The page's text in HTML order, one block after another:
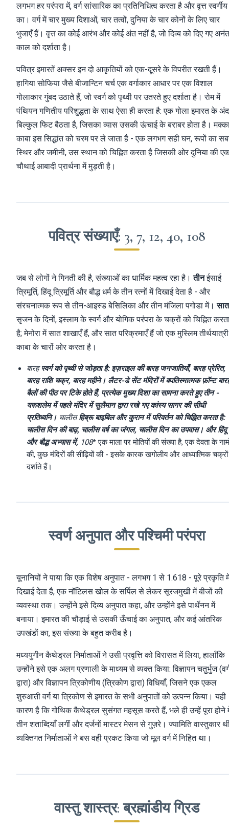
लगभग हर परंपरा में, वर्ग सांसारिक का प्रतिनिधित्व करता है और वृत्त स्वर्गीय
का। वर्ग में चार मुख्य दिशाओं, चार तत्वों, दुनिया के चार कोनों के लिए चार
भुजाएँ हैं। वृत्त का कोई आरंभ और कोई अंत नहीं है, जो दिव्य को दिए गए अनंत
काल को दर्शाता है।
पवित्र इमारतें अक्सर इन दो आकृतियों को एक-दूसरे के विपरीत रखती हैं।
हागिया सोफिया जैसे बीजान्टिन चर्च एक वर्गाकार आधार पर एक विशाल
गोलाकार गुंबद उठाते हैं, जो स्वर्ग को पृथ्वी पर उतरते हुए दर्शाता है। रोम में
पंथियन गणितीय परिशुद्धता के साथ ऐसा ही करता है: एक गोला इमारत के
बिल्कुल फिट बैठता है, जिसका व्यास उसकी ऊंचाई के बराबर होता है।
काबा इस सिद्धांत को चरम पर ले जाता है - एक लगभग सही घन, रूपों का
स्थिर और जमीनी, उस स्थान को चिह्नित करता है जिसकी ओर दुनिया की
चौथाई आबादी प्रार्थना में मुड़ती है।
पवित्र संख्याएँ: 3, 7, 12, 40, 108
जब से लोगों ने गिनती की है, संख्याओं का धार्मिक महत्व रहा है।तीनईसाई
त्रिमूर्ति, हिंदू त्रिमूर्ति और बौद्ध धर्म के तीन रत्नों में दिखाई देता है - और
संरचनात्मक रूप से तीन-आइस्ड बेसिलिका और तीन मंजिला पगोडा में।सात
सृजन के दिनों, इस्लाम के स्वर्ग और योगिक परंपरा के चक्रों को चिह्नित
है; मेनोरा में सात शाखाएँ हैं, और सात परिक्रमाएँ हैं जो एक मुस्लिम तीर्थयात्री
काबा के चारों ओर करता है।
बारहस्वर्ग को पृथ्वी से जोड़ता है: इज़राइल की बारह जनजातियाँ, बारह प्रेरित,
बारह राशि चक्र, बारह महीने। लैटर-डे सेंट मंदिरों में बपतिस्मात्मक फ़ॉन्ट
बैलों की पीठ पर टिके होते हैं, प्रत्येक मुख्य दिशा का सामना करते हुए तीन -
यरूशलेम में पहले मंदिर में सुलैमान द्वारा रखे गए कांस्य सागर की सीधी
प्रतिध्वनि। चालीसहिब्रू बाइबिल और कुरान में परिवर्तन को चिह्नित करता है:
चालीस दिन की बाढ़, चालीस वर्ष का जंगल, चालीस दिन का उपवास। और हिंदू
और बौद्ध अभ्यास में, 108* एक माला पर मोतियों की संख्या है, एक देवता के
की, कुछ मंदिरों की सीढ़ियों की - इसके कारक खगोलीय और आध्यात्मिक
दर्शाते हैं।
स्वर्ण अनुपात और पश्चिमी परंपरा
यूनानियों ने पाया कि एक विशेष अनुपात - लगभग 1 से 1.618 - पूरे प्रकृति
दिखाई देता है, एक नॉटिलस खोल के सर्पिल से लेकर सूरजमुखी में बीजों की
व्यवस्था तक। उन्होंने इसे दिव्य अनुपात कहा, और उन्होंने इसे पार्थेनन में
बनाया। इमारत की चौड़ाई से उसकी ऊँचाई का अनुपात, और कई आंतरिक
उपखंडों का, इस संख्या के बहुत करीब है।
मध्ययुगीन कैथेड्रल निर्माताओं ने उसी प्रवृत्ति को विरासत में लिया, हालाँकि
उन्होंने इसे एक अलग प्रणाली के माध्यम से व्यक्त किया: विज्ञापन चतुर्भुज
द्वारा) और विज्ञापन त्रिकोणीय (त्रिकोण द्वारा) विधियाँ, जिसने एक एकल
शुरुआती वर्ग या त्रिकोण से इमारत के सभी अनुपातों को उत्पन्न किया। यही
कारण है कि गोथिक कैथेड्रल सुसंगत महसूस करते हैं, भले ही उन्हें पूरा होने
तीन शताब्दियाँ लगीं और दर्जनों मास्टर मेसन से गुज़रे। ज्यामिति वास्तुकार
व्यक्तिगत निर्माताओं ने बस वही प्रकट किया जो मूल वर्ग में निहित था।
वास्तु शास्त्र: ब्रह्मांडीय ग्रिड